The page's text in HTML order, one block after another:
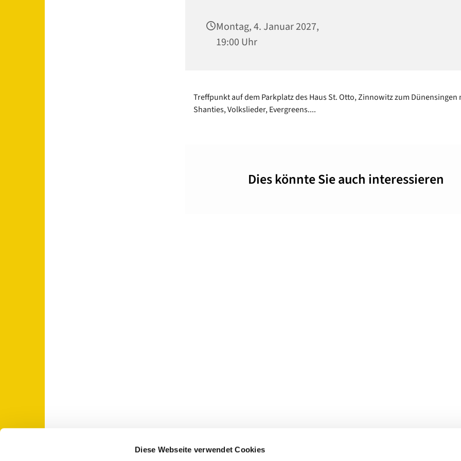
Diese Webseite verwendet Cookies
Montag, 4. Januar 2027,
19:00 Uhr
Treffpunkt auf dem Parkplatz des Haus St. Otto, Zinnowitz zum Dünensingen
Shanties, Volkslieder, Evergreens....
Dies könnte Sie auch interessieren